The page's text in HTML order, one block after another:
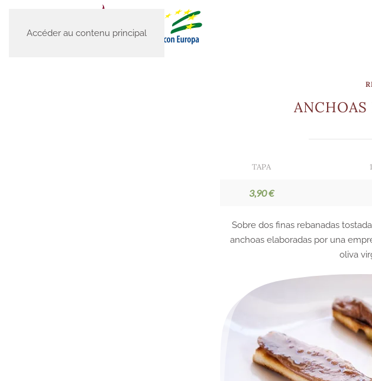
Accéder au contenu principal
ANCHOAS
TAPA
3,90 €
Sobre dos finas rebanadas
anchoas elaboradas por una
oliva